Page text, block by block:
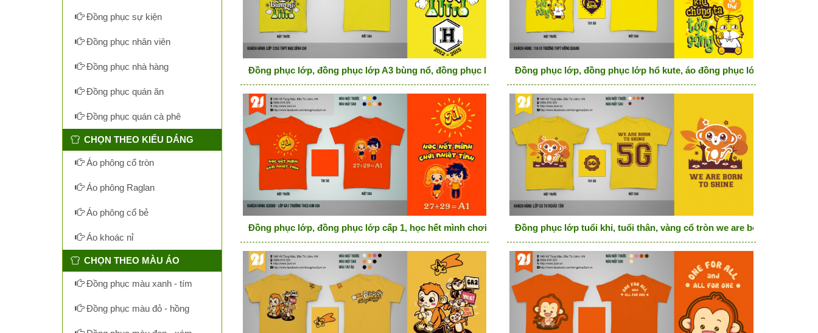
Đồng phục lớp, đồng phục lớp A3 bùng nổ, đồng phục lớp màu vàng raglanĐồng phục lớp, đồng phục lớp hổ kute, áo đồng phục lớp màu vàng
Đồng phục lớp, đồng phục lớp cấp 1, học hết mình chơi nhiệt tình, đồng phục lớp màu camĐồng phục lớp tuổi khỉ, tuổi thân, vàng cổ tròn we are born to shine
Đồng phục sự kiện
Đồng phục nhân viên
Đồng phục nhà hàng
Đồng phục quán ăn
Đồng phục quán cà phê
CHỌN THEO KIỂU DÁNG
Áo phông cổ tròn
Áo phông Raglan
Áo phông cổ bẻ
Áo khoác nỉ
CHỌN THEO MÀU ÁO
Đồng phục màu xanh - tím
Đồng phục màu đỏ - hồng